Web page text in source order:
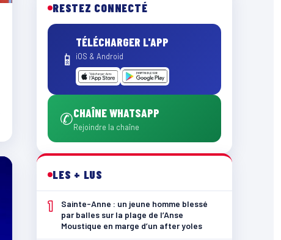
RESTEZ CONNECTÉ
📱
TÉLÉCHARGER L'APP
iOS & Android
✆CHAÎNE WHATSAPP
Rejoindre la chaîne
LES + LUS
1
Sainte-Anne : un jeune homme blessé
par balles sur la plage de l’Anse
Moustique en marge d’un after yoles